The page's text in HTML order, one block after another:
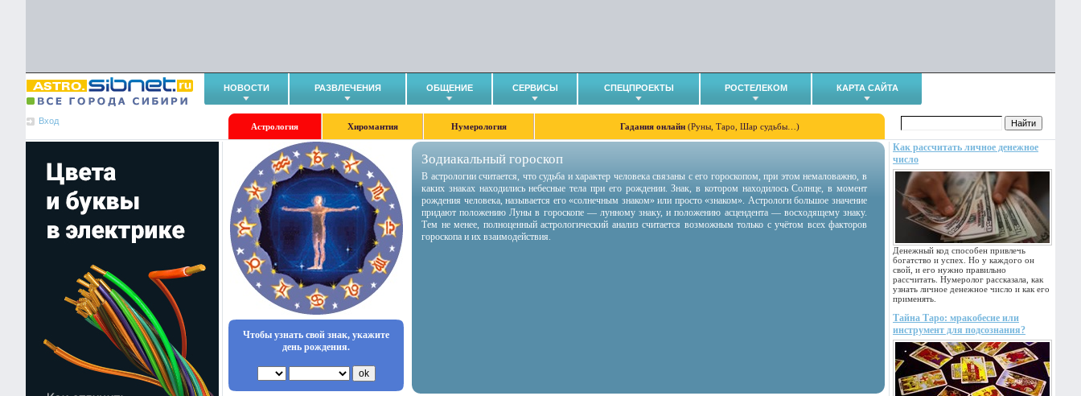
НОВОСТИ РАЗВЛЕЧЕНИЯ ОБЩЕНИЕ СЕРВИСЫ СПЕЦПРОЕКТЫ РОСТЕЛЕКОМ КАРТА САЙТА
Вход
Астрология Хиромантия Нумерология Гадания онлайн (Руны, Таро, Шар судьбы…)
Как рассчитать личное денежное
число
Денежный код способен привлечь
богатство и успех. Но у каждого он
свой, и его нужно правильно
рассчитать. Нумеролог рассказала, как
узнать личное денежное число и как его
применять.
Тайна Таро: мракобесие или
инструмент для подсознания?
Чтобы узнать свой знак, укажите
день рождения.
Зодиакальный гороскоп
В астрологии считается, что судьба и характер человека связаны с его гороскопом, при этом немаловажно, в
каких знаках находились небесные тела при его рождении. Знак, в котором находилось Солнце, в момент
рождения человека, называется его «солнечным знаком» или просто «знаком». Астрологи большое значение
придают положению Луны в гороскопе — лунному знаку, и положению асцендента — восходящему знаку.
Тем не менее, полноценный астрологический анализ считается возможным только с учётом всех факторов
гороскопа и их взаимодействия.